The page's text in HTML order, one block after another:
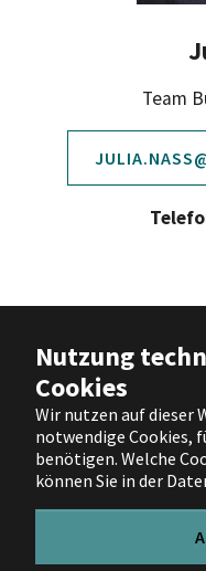
Nutzung
Cookies
Wir nutzen auf dieser
notwendige Cookies,
benötigen. Welche
können Sie in der
Team
Datenschutz